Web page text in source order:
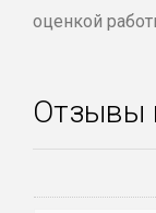
оценкой
Отзывы